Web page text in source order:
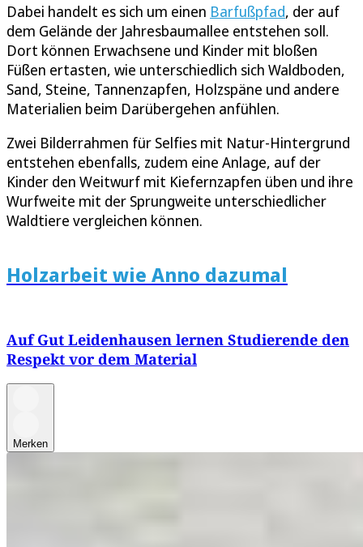
Dabei handelt es sich um einen Barfußpfad, der auf
dem Gelände der Jahresbaumallee entstehen soll.
Dort können Erwachsene und Kinder mit bloßen
Füßen ertasten, wie unterschiedlich sich Waldboden,
Sand, Steine, Tannenzapfen, Holzspäne und andere
Materialien beim Darübergehen anfühlen.
Zwei Bilderrahmen für Selfies mit Natur-Hintergrund
entstehen ebenfalls, zudem eine Anlage, auf der
Kinder den Weitwurf mit Kiefernzapfen üben und ihre
Wurfweite mit der Sprungweite unterschiedlicher
Waldtiere vergleichen können.
Holzarbeit wie Anno dazumal
Auf Gut Leidenhausen lernen Studierende den
Respekt vor dem Material
Merken